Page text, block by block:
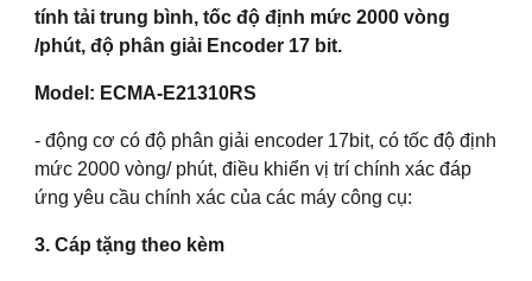
tính tải trung bình, tốc độ định mức 2000 vòng
/phút, độ phân giải Encoder 17 bit.
Model: ECMA-E21310RS
- động cơ có độ phân giải encoder 17bit, có tốc độ định
mức 2000 vòng/ phút, điều khiển vị trí chính xác đáp
ứng yêu cầu chính xác của các máy công cụ:
3. Cáp tặng theo kèm